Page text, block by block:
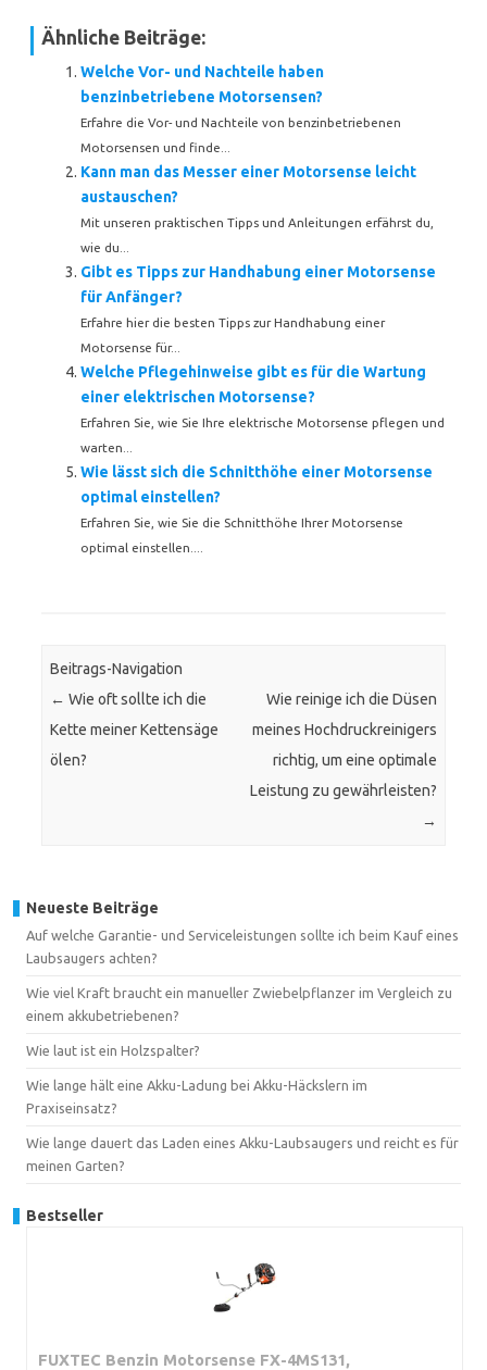
Ähnliche Beiträge:
Welche Vor- und Nachteile haben
benzinbetriebene Motorsensen?
Erfahre die Vor- und Nachteile von benzinbetriebenen
Motorsensen und finde...
Kann man das Messer einer Motorsense leicht
austauschen?
Mit unseren praktischen Tipps und Anleitungen erfährst du,
wie du...
Gibt es Tipps zur Handhabung einer Motorsense
für Anfänger?
Erfahre hier die besten Tipps zur Handhabung einer
Motorsense für...
Welche Pflegehinweise gibt es für die Wartung
einer elektrischen Motorsense?
Erfahren Sie, wie Sie Ihre elektrische Motorsense pflegen und
warten...
Wie lässt sich die Schnitthöhe einer Motorsense
optimal einstellen?
Erfahren Sie, wie Sie die Schnitthöhe Ihrer Motorsense
optimal einstellen....
Beitrags-Navigation
← Wie oft sollte ich die
Kette meiner Kettensäge
ölen?
Wie reinige ich die Düsen
meines Hochdruckreinigers
richtig, um eine optimale
Leistung zu gewährleisten?
→
Neueste Beiträge
Auf welche Garantie- und Serviceleistungen sollte ich beim Kauf eines
Laubsaugers achten?
Wie viel Kraft braucht ein manueller Zwiebelpflanzer im Vergleich zu
einem akkubetriebenen?
Wie laut ist ein Holzspalter?
Wie lange hält eine Akku-Ladung bei Akku-Häckslern im
Praxiseinsatz?
Wie lange dauert das Laden eines Akku-Laubsaugers und reicht es für
meinen Garten?
Bestseller
FUXTEC Benzin Motorsense FX-4MS131,